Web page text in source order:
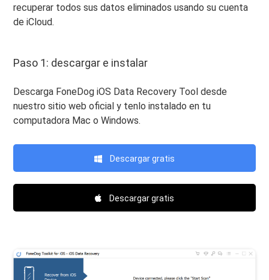
recuperar todos sus datos eliminados usando su cuenta
de iCloud.
Paso 1: descargar e instalar
Descarga FoneDog iOS Data Recovery Tool desde
nuestro sitio web oficial y tenlo instalado en tu
computadora Mac o Windows.
Descargar gratis
Descargar gratis